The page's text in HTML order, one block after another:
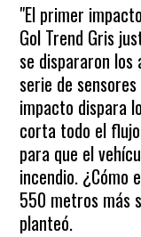
"El primer
Gol Trend Gris
se dispararon
serie de
impacto dispara
corta todo el
para que el
incendio. ¿Cómo
550 metros más
planteó.